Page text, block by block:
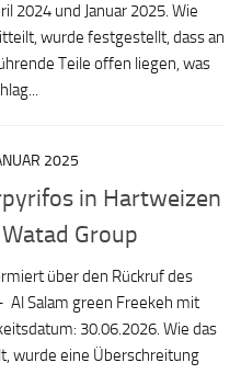
2024 und Januar 2025. Wie
wurde festgestellt, dass an
Teile offen liegen, was
2025
in Hartweizen
Group
über den Rückruf des
Al Salam green Freekeh mit
30.06.2026. Wie das
wurde eine Überschreitung